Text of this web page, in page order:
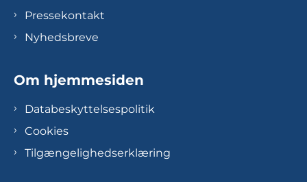
Pressekontakt
Nyhedsbreve
Om hjemmesiden
Databeskyttelsespolitik
Cookies
Tilgængelighedserklæring